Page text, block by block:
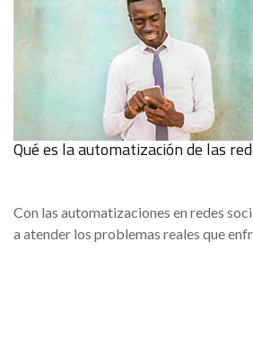
Qué es la automatización de las
Con las automatizaciones en redes
a atender los problemas reales que